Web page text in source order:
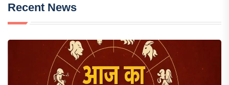
Recent News